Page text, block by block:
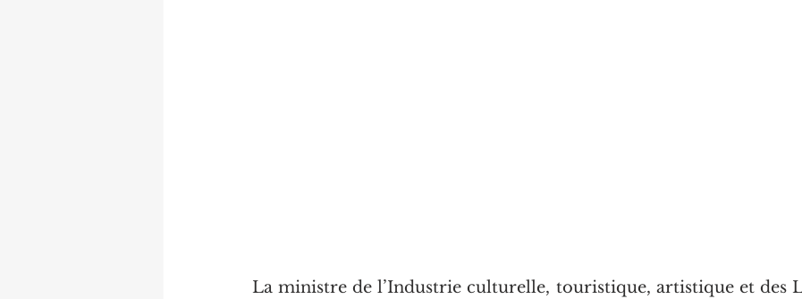
La ministre de l’Industrie culturelle, touristique, artistique et des